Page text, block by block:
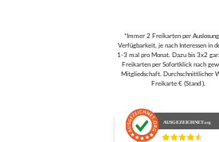
*Immer 2 Freikarten per
Verfügbarkeit, je nach Interessen in
1-3 mal pro Monat. Dazu bis 3x2
Freikarten per Sofortklick nach
Mitgliedschaft. Durchschnittlicher
Freikarte € (Stand ).
AUSGEZEICHNET.org